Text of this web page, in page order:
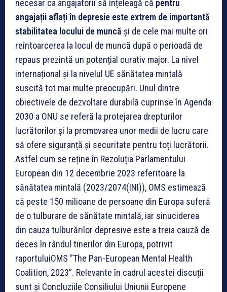
necesar ca angajatorii să înțeleagă că pentru
angajații aflați în depresie este extrem de importantă
stabilitatea locului de muncă și de cele mai multe ori
reîntoarcerea la locul de muncă după o perioadă de
repaus prezintă un potențial curativ major. La nivel
internațional și la nivelul UE sănătatea mintală
suscită tot mai multe preocupări. Unul dintre
obiectivele de dezvoltare durabilă cuprinse în Agenda
2030 a ONU se referă la protejarea drepturilor
lucrătorilor și la promovarea unor medii de lucru care
să ofere siguranță și securitate pentru toți lucrătorii.
Astfel cum se reține în Rezoluția Parlamentului
European din 12 decembrie 2023 referitoare la
sănătatea mintală (2023/2074(INI)), OMS estimează
că peste 150 milioane de persoane din Europa suferă
de o tulburare de sănătate mintală, iar sinuciderea
din cauza tulburărilor depresive este a treia cauză de
deces în rândul tinerilor din Europa, potrivit
raportuluiOMS ”The Pan-European Mental Health
Coalition, 2023”. Relevante în cadrul acestei discuții
sunt și Concluziile Consiliului Uniunii Europene